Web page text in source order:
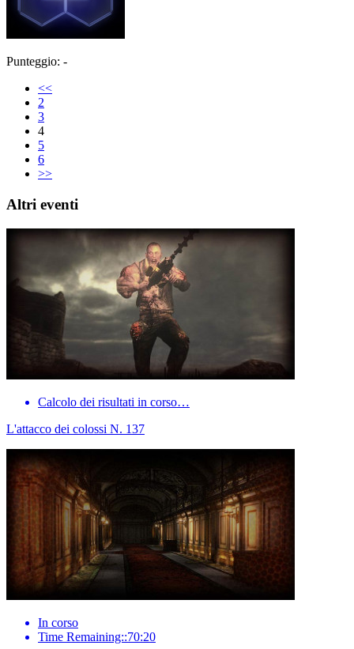
Punteggio: -
<<
2
3
4
5
6
>>
Altri eventi
Calcolo dei risultati in corso…
L'attacco dei colossi N. 137
In corso
Time Remaining::70:20